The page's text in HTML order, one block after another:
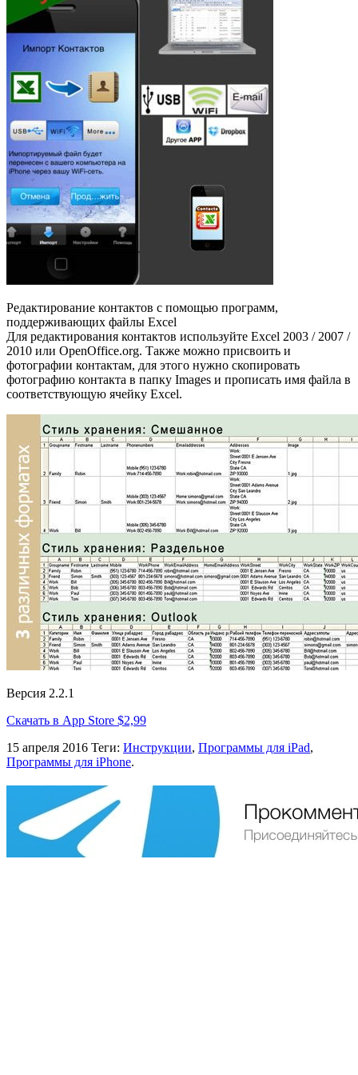
Редактирование контактов с помощью программ,
поддерживающих файлы Excel
Для редактирования контактов используйте Excel 2003 / 2007 /
2010 или OpenOffice.org. Также можно присвоить и
фотографии контактам, для этого нужно скопировать
фотографию контакта в папку Images и прописать имя файла в
соответствующую ячейку Excel.
Версия 2.2.1
Скачать в App Store $2,99
15 апреля 2016 Теги: Инструкции, Программы для iPad,
Программы для iPhone.